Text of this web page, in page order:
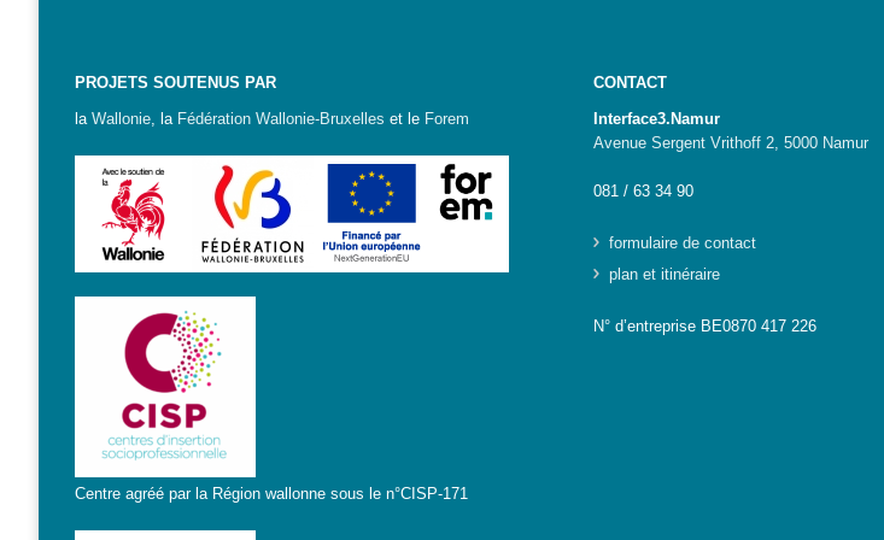
PROJETS SOUTENUS PAR
la Wallonie, la Fédération Wallonie-Bruxelles et le Forem
Centre agréé par la Région wallonne sous le n°CISP-171
CONTACT
Interface3.Namur
Avenue Sergent Vrithoff 2, 5000 Namur
081 / 63 34 90
formulaire de contact
plan et itinéraire
N° d’entreprise BE0870 417 226
J’explore les
l’informatique
– CISP
Electromécanicienne
FormaTIC
– Le
numérique
SocioConnect
public avec le
numérique
Pour
ainé·es